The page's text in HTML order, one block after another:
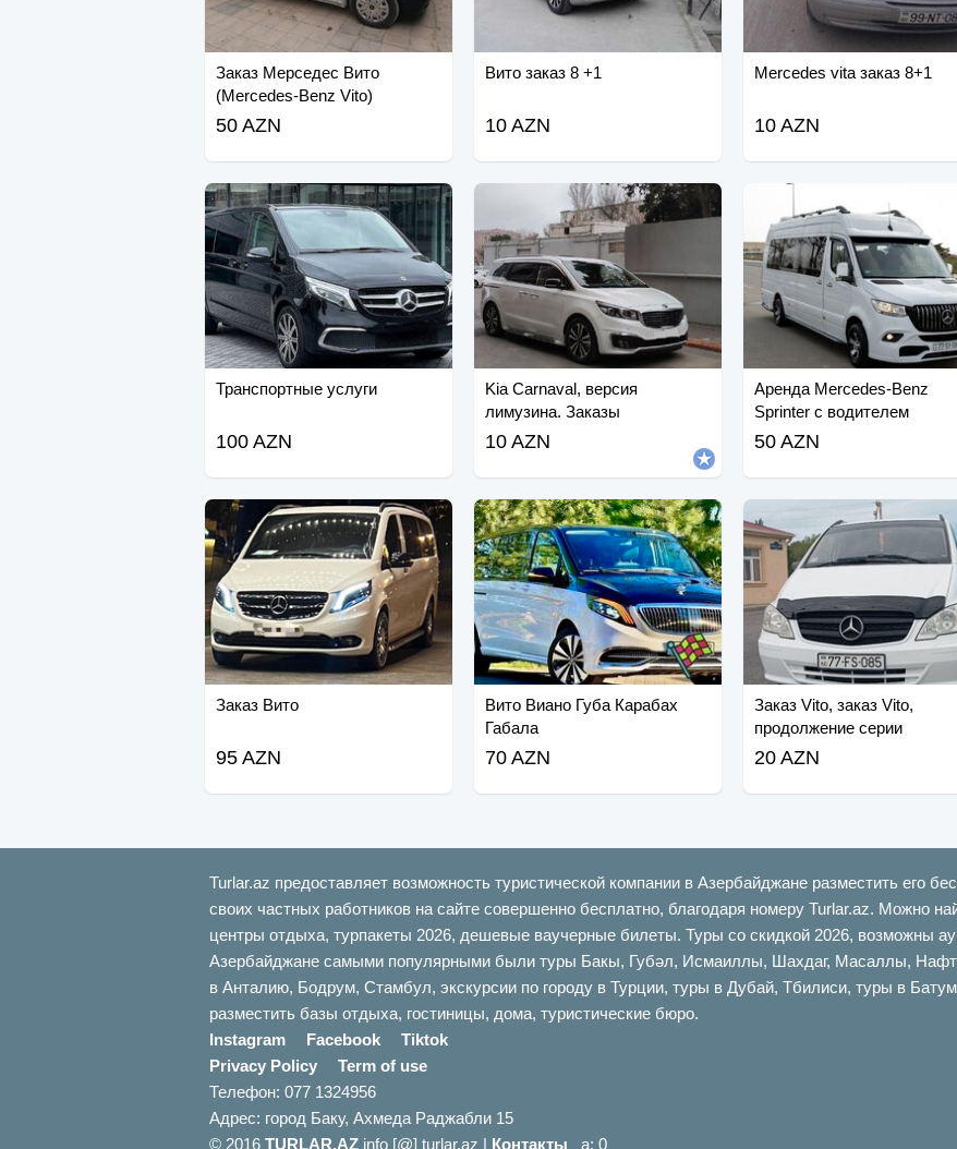
Заказ Мерседес Вито
(Mercedes-Benz Vito)
50 AZN
Вито заказ 8 +1
10 AZN
Mercedes vita заказ 8+1
10 AZN
Транспортные услуги
100 AZN
Kia Carnaval, версия
лимузина. Заказы
принимаются.
10 AZN
Аренда Mercedes-Benz
Sprinter с водителем
(Mercedes-Benz Sprinter).
50 AZN
Заказ Вито
95 AZN
Вито Виано Губа Карабах
Габала
70 AZN
Заказ Vito, заказ Vito,
продолжение серии
20 AZN
Turlar.az предоставляет возможность туристической компании в Азербайджане разместить его
своих частных работников на сайте совершенно бесплатно, благодаря номеру Turlar.az. Можно
центры отдыха, турпакеты 2026, дешевые ваучерные билеты. Туры со скидкой 2026, возможны
Азербайджане самыми популярными были туры Бакы, Губəл, Исмаиллы, Шахдаг, Масаллы,
в Анталию, Бодрум, Стамбул, экскурсии по городу в Турции, туры в Дубай, Тбилиси, туры в
разместить базы отдыха, гостиницы, дома, туристические бюро.
Instagram
Facebook
Tiktok
Privacy Policy
Term of use
Телефон: 077 1324956
Адрес: город Баку, Ахмеда Раджабли 15
© 2016 TURLAR.AZ info [@] turlar.az | Контакты a: 0